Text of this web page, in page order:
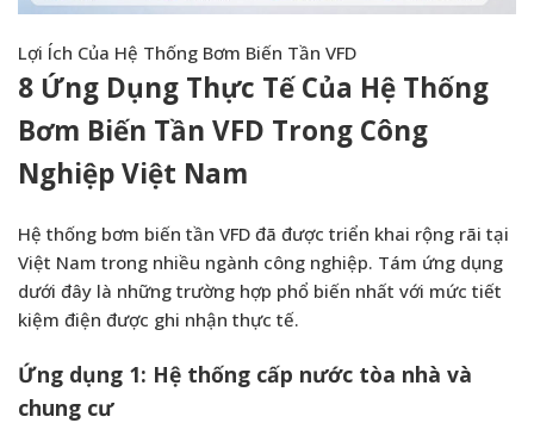
Lợi Ích Của Hệ Thống Bơm Biến Tần VFD
8 Ứng Dụng Thực Tế Của Hệ Thống
Bơm Biến Tần VFD Trong Công
Nghiệp Việt Nam
Hệ thống bơm biến tần VFD đã được triển khai rộng rãi tại
Việt Nam trong nhiều ngành công nghiệp. Tám ứng dụng
dưới đây là những trường hợp phổ biến nhất với mức tiết
kiệm điện được ghi nhận thực tế.
Ứng dụng 1: Hệ thống cấp nước tòa nhà và
chung cư